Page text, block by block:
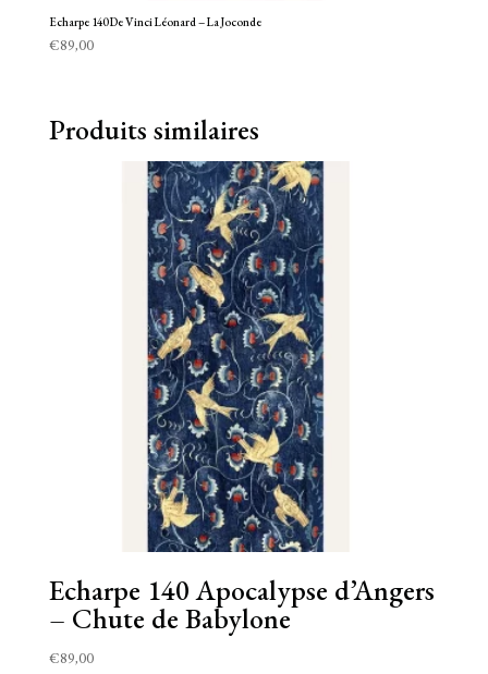
Echarpe 140 De Vinci Léonard – La Joconde
€89,00
Produits similaires
Echarpe 140 Apocalypse d’Angers
– Chute de Babylone
€89,00